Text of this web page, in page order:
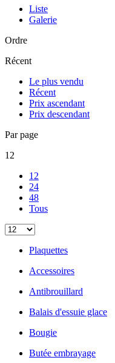
Liste
Galerie
Ordre
Récent
Le plus vendu
Récent
Prix ascendant
Prix descendant
Par page
12
12
24
48
Tous
Plaquettes
Accessoires
Antibrouillard
Balais d'essuie glace
Bougie
Butée embrayage